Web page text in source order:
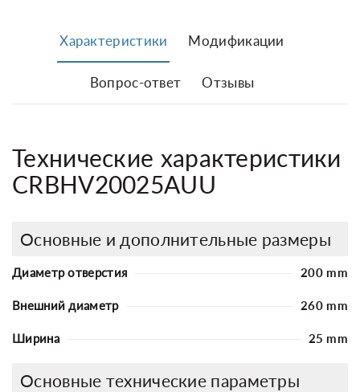
Характеристики Модификации
Вопрос-ответ Отзывы
Технические характеристики
CRBHV20025AUU
Основные и дополнительные размеры
Диаметр отверстия 200 mm
Внешний диаметр 260 mm
Ширина 25 mm
Основные технические параметры